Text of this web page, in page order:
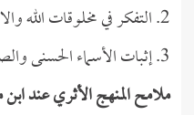
2. التفكر في مخلوقات الله والاستدلال بها على وحدانيته.
3. إثبات الأسماء الحسنى والصفات العلى على منهج السلف.
ملامح المنهج الأثري عند ابن